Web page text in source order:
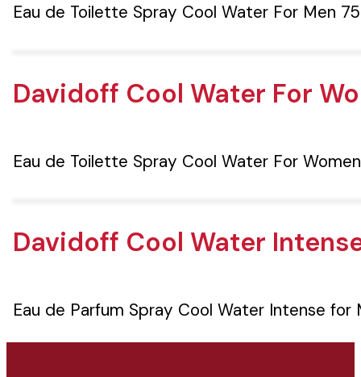
Eau de Toilette Spray Cool Water For Men
Davidoff Cool Water For
Eau de Toilette Spray Cool Water For
Davidoff Cool Water
Eau de Parfum Spray Cool Water Intense for